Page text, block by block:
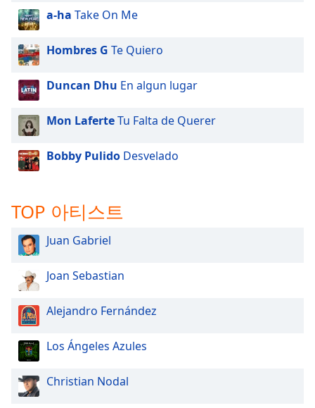
a-ha Take On Me
Hombres G Te Quiero
Duncan Dhu En algun lugar
Mon LaferteTu Falta de Querer
Bobby Pulido Desvelado
TOP 아티스트
Juan Gabriel
Joan Sebastian
Alejandro Fernández
Los Ángeles Azules
Christian Nodal